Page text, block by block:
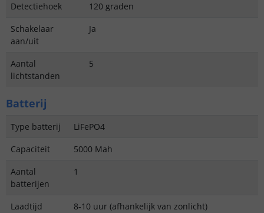
Detectiehoek
120 graden
Schakelaar
aan/uit
Ja
Aantal
lichtstanden
5
Batterij
Type batterij
LiFePO4
Capaciteit
5000 Mah
Aantal
batterijen
1
Laadtijd
8-10 uur (afhankelijk van zonlicht)